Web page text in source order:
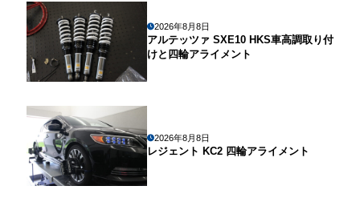
2026年8月8日
アルテッツァ SXE10 HKS車高調取り付
けと四輪アライメント
2026年8月8日
レジェント KC2 四輪アライメント